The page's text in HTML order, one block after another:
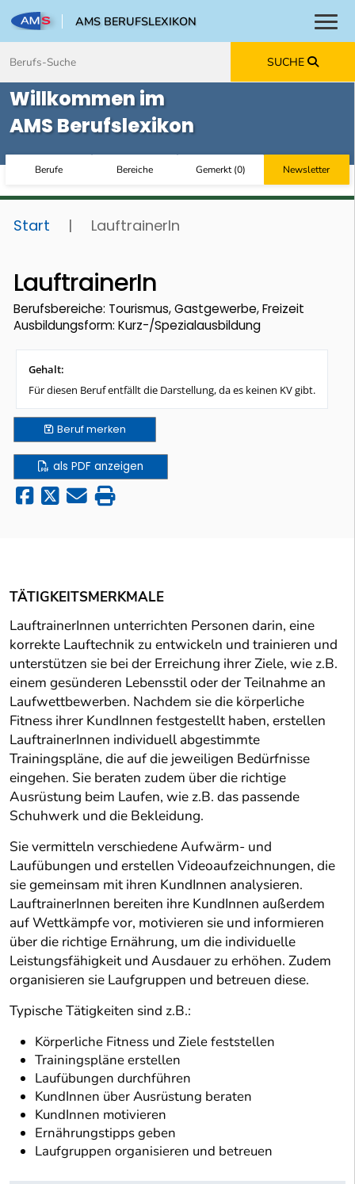
AMS BERUFSLEXIKON
SUCHE
Willkommen im
AMS Berufslexikon
Berufe Bereiche Gemerkt(0) Newsletter
Start | LauftrainerIn
LauftrainerIn
Berufsbereiche: Tourismus, Gastgewerbe, Freizeit
Ausbildungsform: Kurz-/Spezialausbildung
Gehalt:
Für diesen Beruf entfällt die Darstellung, da es keinen KV gibt.
Berufmerken
als PDF anzeigen
TÄTIGKEITSMERKMALE
LauftrainerInnen unterrichten Personen darin, eine
korrekte Lauftechnik zu entwickeln und trainieren und
unterstützen sie bei der Erreichung ihrer Ziele, wie z.B.
einem gesünderen Lebensstil oder der Teilnahme an
Laufwettbewerben. Nachdem sie die körperliche
Fitness ihrer KundInnen festgestellt haben, erstellen
LauftrainerInnen individuell abgestimmte
Trainingspläne, die auf die jeweiligen Bedürfnisse
eingehen. Sie beraten zudem über die richtige
Ausrüstung beim Laufen, wie z.B. das passende
Schuhwerk und die Bekleidung.
Sie vermitteln verschiedene Aufwärm- und
Laufübungen und erstellen Videoaufzeichnungen, die
sie gemeinsam mit ihren KundInnen analysieren.
LauftrainerInnen bereiten ihre KundInnen außerdem
auf Wettkämpfe vor, motivieren sie und informieren
über die richtige Ernährung, um die individuelle
Leistungsfähigkeit und Ausdauer zu erhöhen. Zudem
organisieren sie Laufgruppen und betreuen diese.
Typische Tätigkeiten sind z.B.:
Körperliche Fitness und Ziele feststellen
Trainingspläne erstellen
Laufübungen durchführen
KundInnen über Ausrüstung beraten
KundInnen motivieren
Ernährungstipps geben
Laufgruppen organisieren und betreuen